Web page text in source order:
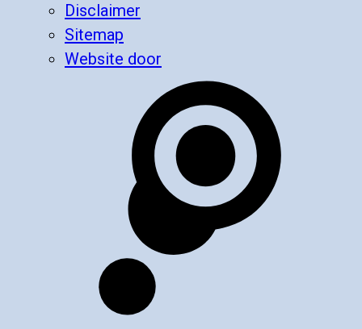
Disclaimer
Sitemap
Website door